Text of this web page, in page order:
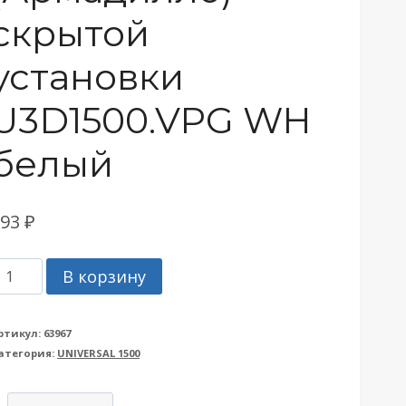
WH
₽
КоличествоВ корзину
63967
UNIVERSAL 1500